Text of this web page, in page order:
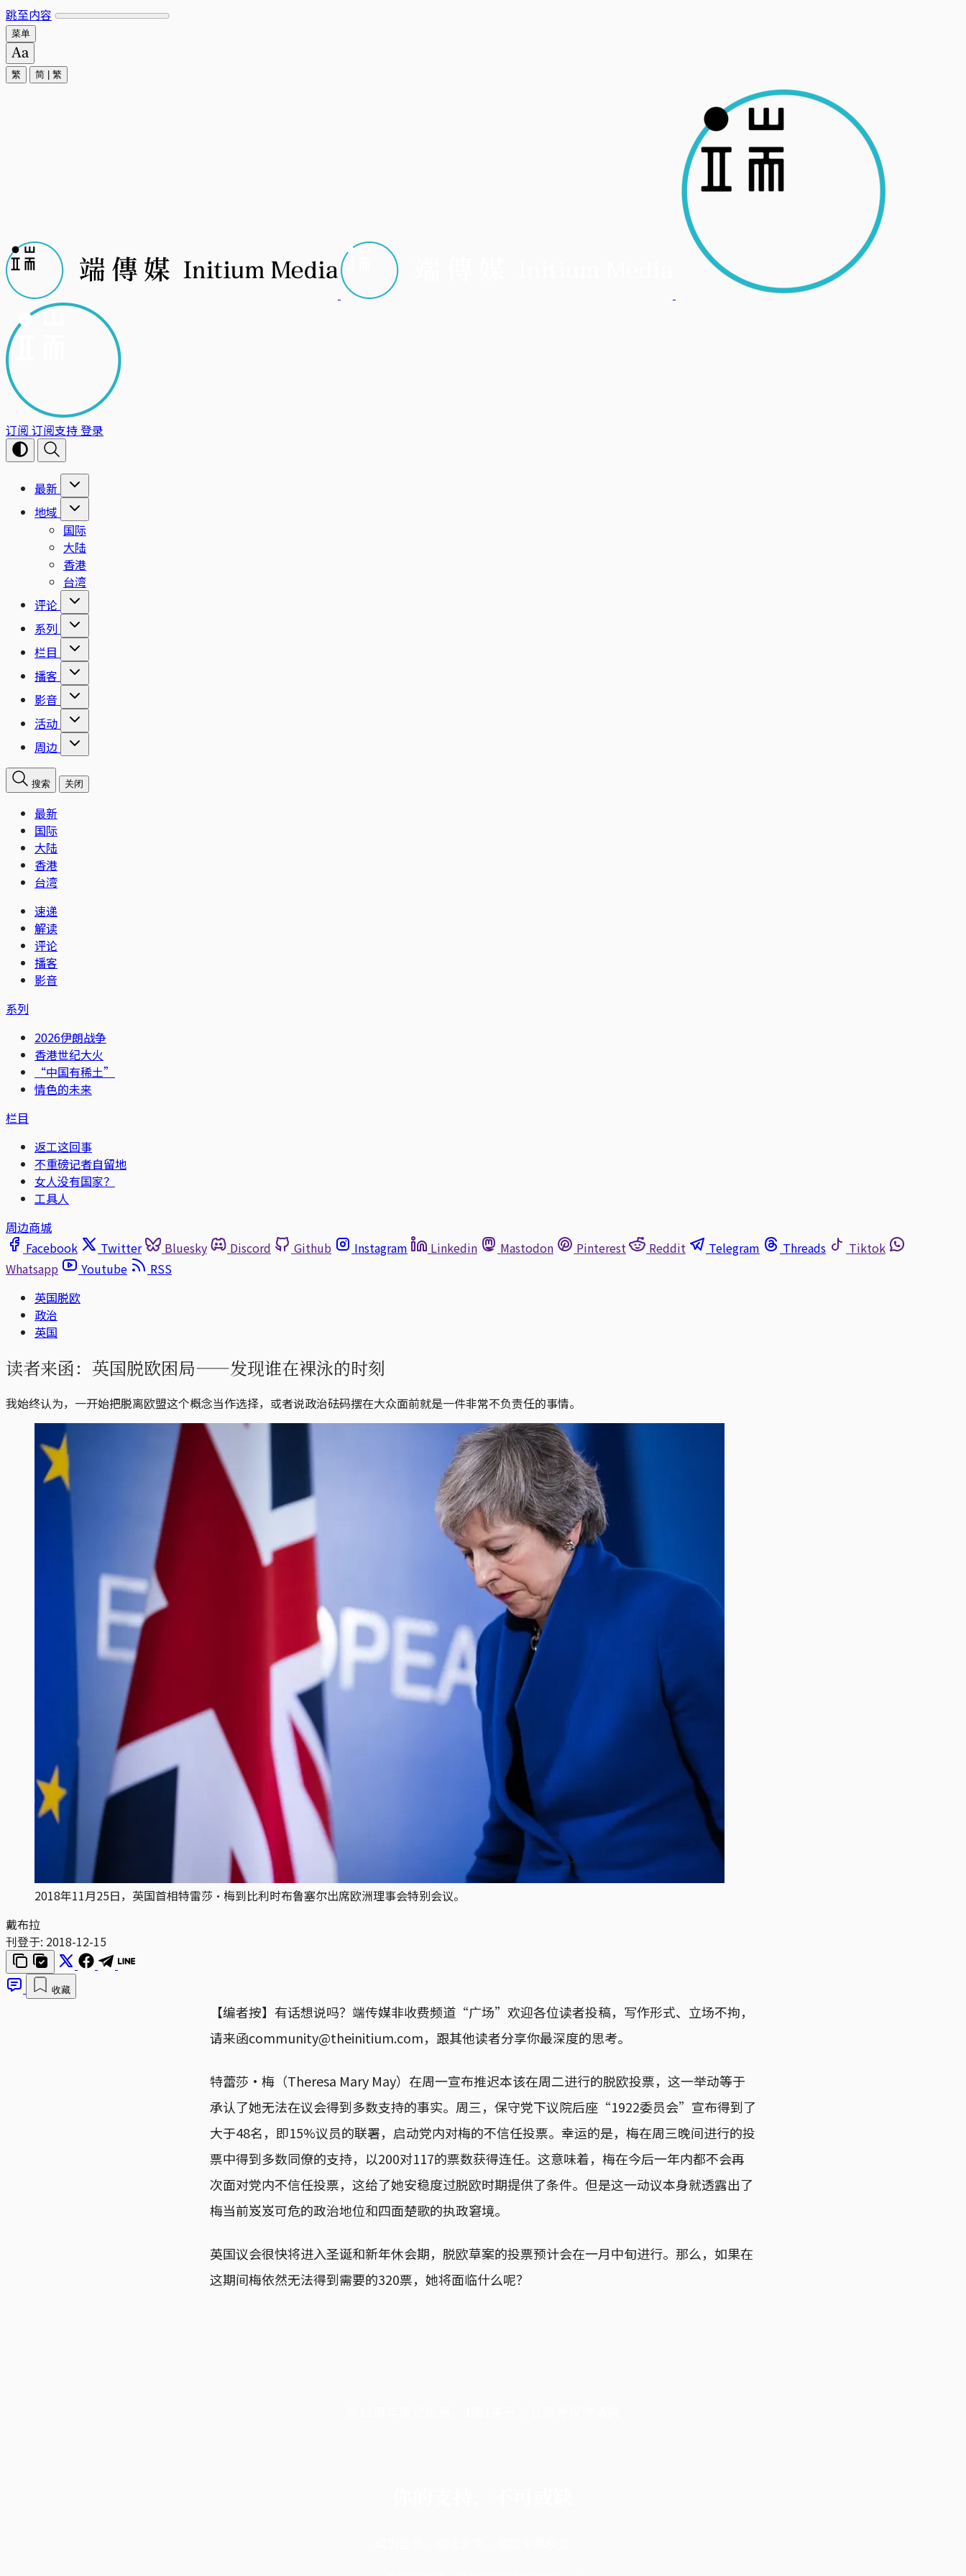
跳至内容
菜单
繁 简 繁
订阅 订阅支持登录
最新
地域
国际
大陆
香港
台湾
评论
系列
栏目
播客
影音
活动
周边
搜索 关闭
最新
国际
大陆
香港
台湾
速递
解读
评论
播客
影音
系列
2026伊朗战争
香港世纪大火
“中国有稀土”
情色的未来
栏目
返工这回事
不重磅记者自留地
女人没有国家？
工具人
周边商城
Facebook
Twitter Bluesky Discord Github Instagram Linkedin Mastodon Pinterest Reddit Telegram Threads
Tiktok
Whatsapp
Youtube
RSS
英国脱欧
政治
英国
读者来函：英国脱欧困局——发现谁在裸泳的时刻
我始终认为，一开始把脱离欧盟这个概念当作选择，或者说政治砝码摆在大众面前就是一件非常不负责任的事情。
2018年11月25日，英国首相特雷莎·梅到比利时布鲁塞尔出席欧洲理事会特别会议。
戴布拉
刊登于: 2018-12-15
收藏
【编者按】有话想说吗？端传媒非收费频道“广场”欢迎各位读者投稿，写作形式、立场不拘，
请来函community@theinitium.com，跟其他读者分享你最深度的思考。
特蕾莎·梅（Theresa Mary May）在周一宣布推迟本该在周二进行的脱欧投票，这一举动等于
承认了她无法在议会得到多数支持的事实。周三，保守党下议院后座“1922委员会”宣布得到了
大于48名，即15%议员的联署，启动党内对梅的不信任投票。幸运的是，梅在周三晚间进行的投
票中得到多数同僚的支持，以200对117的票数获得连任。这意味着，梅在今后一年内都不会再
次面对党内不信任投票，这给了她安稳度过脱欧时期提供了条件。但是这一动议本身就透露出了
梅当前岌岌可危的政治地位和四面楚歌的执政窘境。
英国议会很快将进入圣诞和新年休会期，脱欧草案的投票预计会在一月中旬进行。那么，如果在
这期间梅依然无法得到需要的320票，她将面临什么呢？